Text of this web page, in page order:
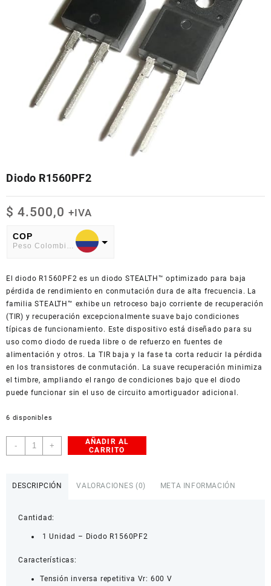
Diodo R1560PF2
$ 4.500,0 +IVA
COP
Peso Colombiano
American Dollar
El diodo R1560PF2 es un diodo STEALTH™ optimizado para baja
pérdida de rendimiento en conmutación dura de alta frecuencia. La
familia STEALTH™ exhibe un retroceso bajo corriente de recuperación
(TIR) y recuperación excepcionalmente suave bajo condiciones
típicas de funcionamiento. Este dispositivo está diseñado para su
uso como diodo de rueda libre o de refuerzo en fuentes de
alimentación y otros. La TIR baja y la fase ta corta reducir la pérdida
en los transistores de conmutación. La suave recuperación minimiza
el timbre, ampliando el rango de condiciones bajo que el diodo
puede funcionar sin el uso de circuito amortiguador adicional.
6 disponibles
-
Diodo
R1560PF2
+
AÑADIR AL
CARRITO
DESCRIPCIÓN VALORACIONES (0) META INFORMACIÓN
Cantidad:
1 Unidad – Diodo R1560PF2
Características:
Tensión inversa repetitiva Vr: 600 V